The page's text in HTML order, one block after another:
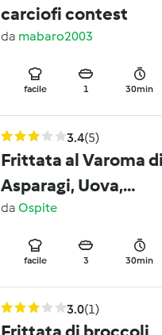
carciofi contest
da mabaro2003
facile 1 30min
3.4(5)
Frittata al Varoma
Asparagi, Uova,
Mozzarella, Parmigiano,
Prosciutto cotto,
Gamberetti,
Prezzemolo e Pesto
da Ospite
facile 3 30min
3.0(1)